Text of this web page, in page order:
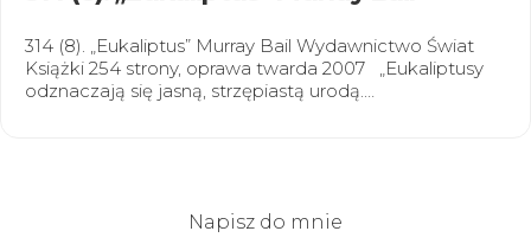
314 (8). „Eukaliptus” Murray Bail Wydawnictwo Świat
Książki 254 strony, oprawa twarda 2007 „Eukaliptusy
odznaczają się jasną, strzępiastą urodą.…
Napisz do mnie